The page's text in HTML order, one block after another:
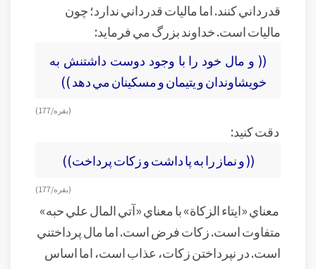
قدرداني کنند. اما ماليات قدرداني ندارد؛ چون
ماليات است. خداوند بزرگ مي فرمايد:
(( و مال خود را با وجود دوست داشتنش به
خويشاوندان و يتيمان و مسکينان مي دهد ))
(بقره/ 177)
دقت کنيد:
(( و نماز را به پا داشت و زکات پرداخت))
(بقره/ 177)
معناي «ايتاء الزکاة» با معناي «آتي المال علي حبه»
متفاوت است. زکات فرض است. اما مال پرداختني
است. در نپرداختن زکات، عذاب است، اما اساس